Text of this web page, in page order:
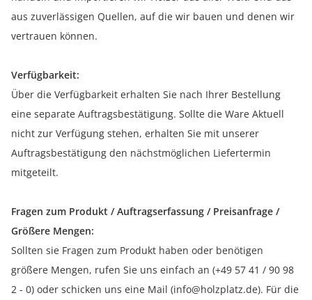
aus zuverlässigen Quellen, auf die wir bauen und denen wir
vertrauen können.
Verfügbarkeit:
Über die Verfügbarkeit erhalten Sie nach Ihrer Bestellung
eine separate Auftragsbestätigung. Sollte die Ware Aktuell
nicht zur Verfügung stehen, erhalten Sie mit unserer
Auftragsbestätigung den nächstmöglichen Liefertermin
mitgeteilt.
Fragen zum Produkt / Auftragserfassung / Preisanfrage /
Größere Mengen:
Sollten sie Fragen zum Produkt haben oder benötigen
größere Mengen, rufen Sie uns einfach an (+49 57 41 / 90 98
2 - 0) oder schicken uns eine Mail (info@holzplatz.de). Für die